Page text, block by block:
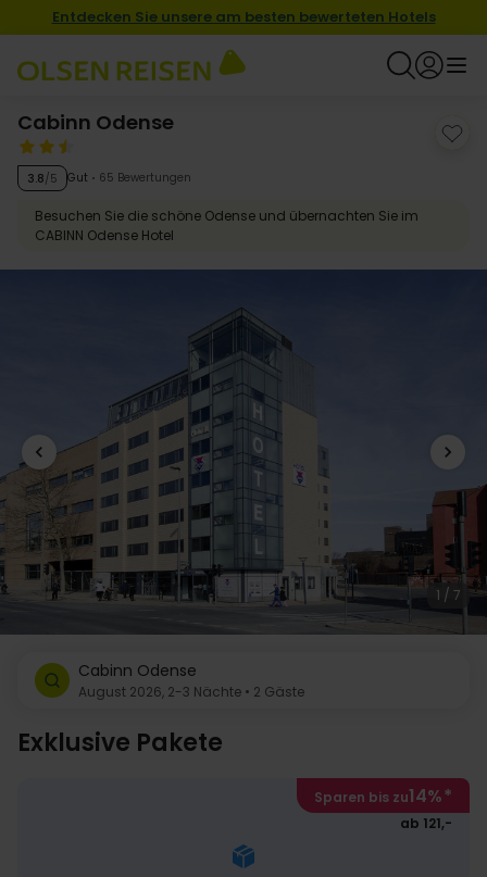
Entdecken Sie unsere am besten bewerteten Hotels
Cabinn Odense
3.8/5 Gut 65 Bewertungen
Besuchen Sie die schöne Odense und übernachten Sie im
CABINN Odense Hotel
1 / 7
Cabinn Odense
August 2026, 2-3 Nächte • 2 Gäste
Exklusive Pakete
Sparen bis zu14%*
ab 121,-